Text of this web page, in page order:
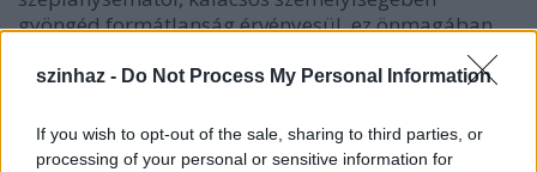
szinhaz - Do Not Process My Personal Information
If you wish to opt-out of the sale, sharing to third parties, or
processing of your personal or sensitive information for
gyöngéd formátlanság érvényesül, ez önmagában
lázadás egy olyan darabban, amelyben minden a
formáról szól. A felvonás ritmusa, íve feszes, a prózai
kvartett jó tempóban, pontosan kapcsolódik az
egyéni megszólalásokhoz.